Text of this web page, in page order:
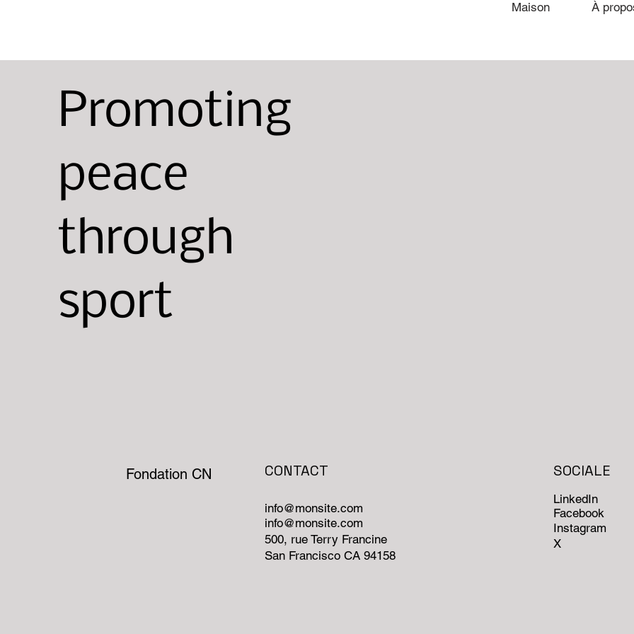
Maison À
Promoting
peace
through
sport
CONTACT
info@monsite.com
info@monsite.com
500, rue Terry Francine
San Francisco CA 94158
SOCIALE
LinkedIn
Facebook
Instagram
X
Fondation CN